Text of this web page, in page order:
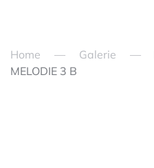
Home Galerie
MELODIE 3 B